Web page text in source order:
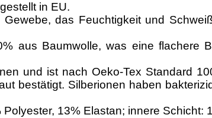
in EU.
das Feuchtigkeit und
aus Baumwolle, was eine flachere
und ist nach Oeko-Tex Standard
bestätigt. Silberionen haben
13% Elastan; innere Schicht: